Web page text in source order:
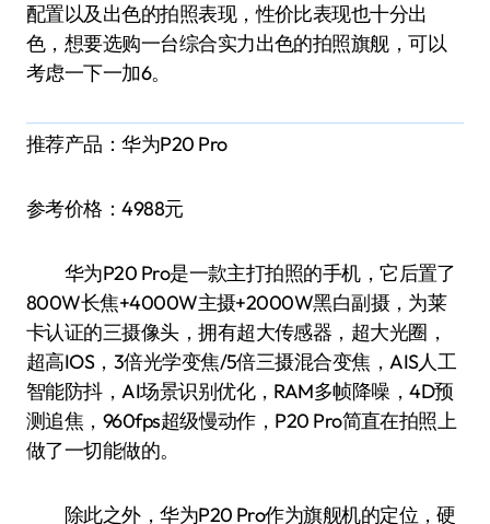
配置以及出色的拍照表现，性价比表现也十分出
色，想要选购一台综合实力出色的拍照旗舰，可以
考虑一下一加6。
推荐产品：华为P20 Pro
参考价格：4988元
华为P20 Pro是一款主打拍照的手机，它后置了
800W长焦+4000W主摄+2000W黑白副摄，为莱
卡认证的三摄像头，拥有超大传感器，超大光圈，
超高IOS，3倍光学变焦/5倍三摄混合变焦，AIS人工
智能防抖，AI场景识别优化，RAM多帧降噪，4D预
测追焦，960fps超级慢动作，P20 Pro简直在拍照上
做了一切能做的。
除此之外，华为P20 Pro作为旗舰机的定位，硬